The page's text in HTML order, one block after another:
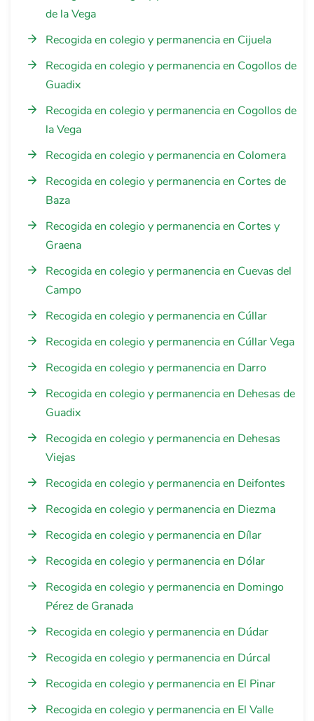
de la Vega
Recogida en colegio y permanencia en Cijuela
Recogida en colegio y permanencia en Cogollos de
Guadix
Recogida en colegio y permanencia en Cogollos de
la Vega
Recogida en colegio y permanencia en Colomera
Recogida en colegio y permanencia en Cortes de
Baza
Recogida en colegio y permanencia en Cortes y
Graena
Recogida en colegio y permanencia en Cuevas del
Campo
Recogida en colegio y permanencia en Cúllar
Recogida en colegio y permanencia en Cúllar Vega
Recogida en colegio y permanencia en Darro
Recogida en colegio y permanencia en Dehesas de
Guadix
Recogida en colegio y permanencia en Dehesas
Viejas
Recogida en colegio y permanencia en Deifontes
Recogida en colegio y permanencia en Diezma
Recogida en colegio y permanencia en Dílar
Recogida en colegio y permanencia en Dólar
Recogida en colegio y permanencia en Domingo
Pérez de Granada
Recogida en colegio y permanencia en Dúdar
Recogida en colegio y permanencia en Dúrcal
Recogida en colegio y permanencia en El Pinar
Recogida en colegio y permanencia en El Valle